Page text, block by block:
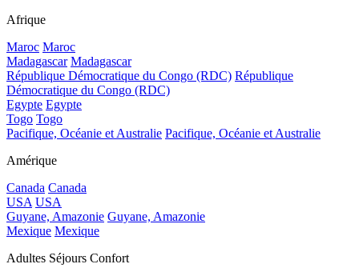
Afrique
Maroc Maroc
Madagascar Madagascar
République Démocratique du Congo (RDC) République
Démocratique du Congo (RDC)
Egypte Egypte
Togo Togo
Pacifique, Océanie et Australie Pacifique, Océanie et Australie
Amérique
Canada Canada
USA USA
Guyane, Amazonie Guyane, Amazonie
Mexique Mexique
Adultes Séjours Confort